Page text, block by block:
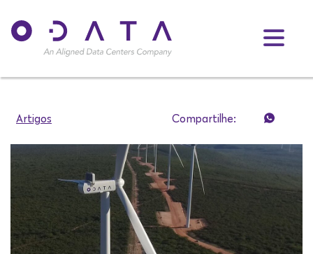
Artigos Compartilhe: